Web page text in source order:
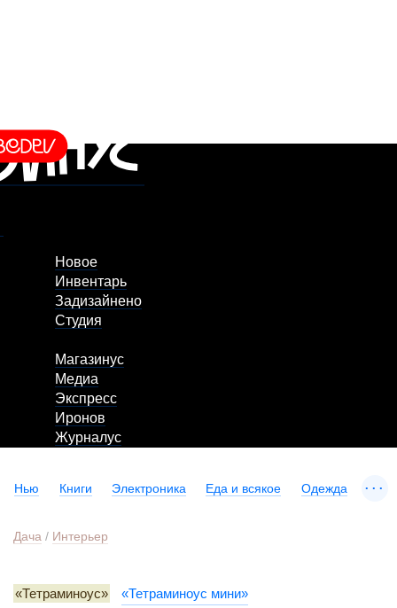
Новое
Инвентарь
Задизайнено
Студия
Магазинус
Медиа
Экспресс
Иронов
Журналус
Нью Книги Электроника Еда и всякое Одежда ...
Дача / Интерьер
«Тетраминоус» «Тетраминоус мини»